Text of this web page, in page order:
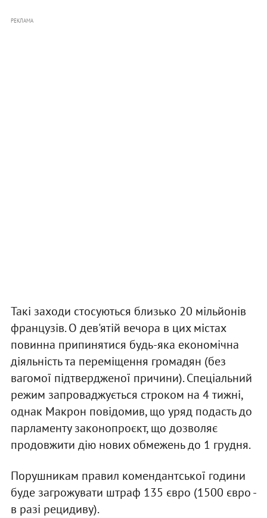
РЕКЛАМА
Такі заходи стосуються близько 20 мільйонів
французів. О дев'ятій вечора в цих містах
повинна припинятися будь-яка економічна
діяльність та переміщення громадян (без
вагомої підтвердженої причини). Спеціальний
режим запроваджується строком на 4 тижні,
однак Макрон повідомив, що уряд подасть до
парламенту законопроєкт, що дозволяє
продовжити дію нових обмежень до 1 грудня.
Порушникам правил комендантської години
буде загрожувати штраф 135 євро (1500 євро -
в разі рецидиву).